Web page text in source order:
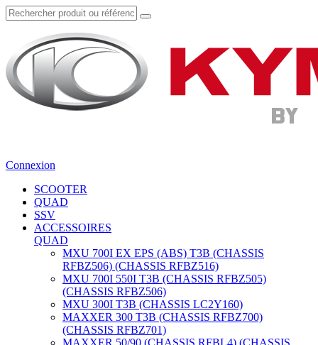
Connexion
SCOOTER
QUAD
SSV
ACCESSOIRES
QUAD
MXU 700I EX EPS (ABS) T3B (CHASSIS
RFBZ506) (CHASSIS RFBZ516)
MXU 700I 550I T3B (CHASSIS RFBZ505)
(CHASSIS RFBZ506)
MXU 300I T3B (CHASSIS LC2Y160)
MAXXER 300 T3B (CHASSIS RFBZ700)
(CHASSIS RFBZ701)
MAXXER 50/90 (CHASSIS RFBL4) (CHASSIS